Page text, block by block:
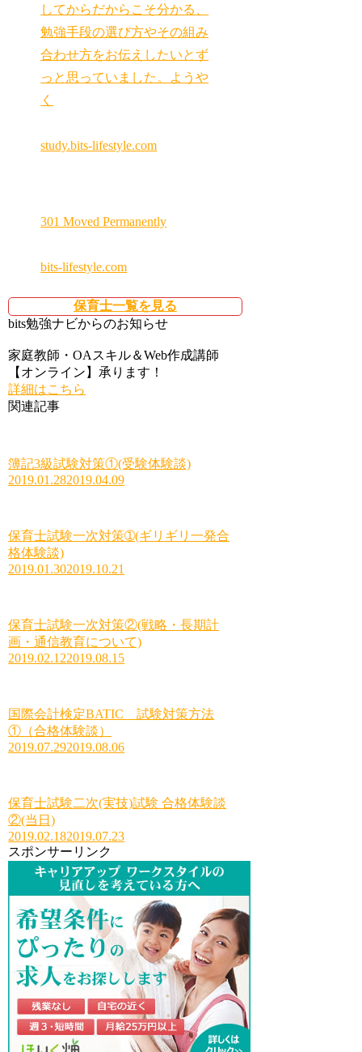
してからだからこそ分かる、
勉強手段の選び方やその組み
合わせ方をお伝えしたいとず
っと思っていました。ようや
く
study.bits-lifestyle.com
301 Moved Permanently
bits-lifestyle.com
保育士一覧を見る
bits勉強ナビからのお知らせ
家庭教師・OAスキル＆Web作成講師
【オンライン】承ります！
詳細はこちら
関連記事
簿記3級試験対策①(受験体験談)
2019.01.282019.04.09
保育士試験一次対策➀(ギリギリ一発合
格体験談)
2019.01.302019.10.21
保育士試験一次対策②(戦略・長期計
画・通信教育について)
2019.02.122019.08.15
国際会計検定BATIC 試験対策方法
①（合格体験談）
2019.07.292019.08.06
保育士試験二次(実技)試験 合格体験談
②(当日)
2019.02.182019.07.23
スポンサーリンク